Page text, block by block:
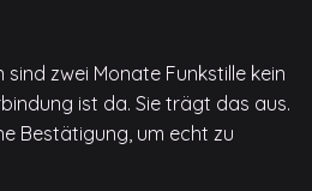
sind zwei Monate Funkstille kein
ist da. Sie trägt das aus.
Bestätigung, um echt zu